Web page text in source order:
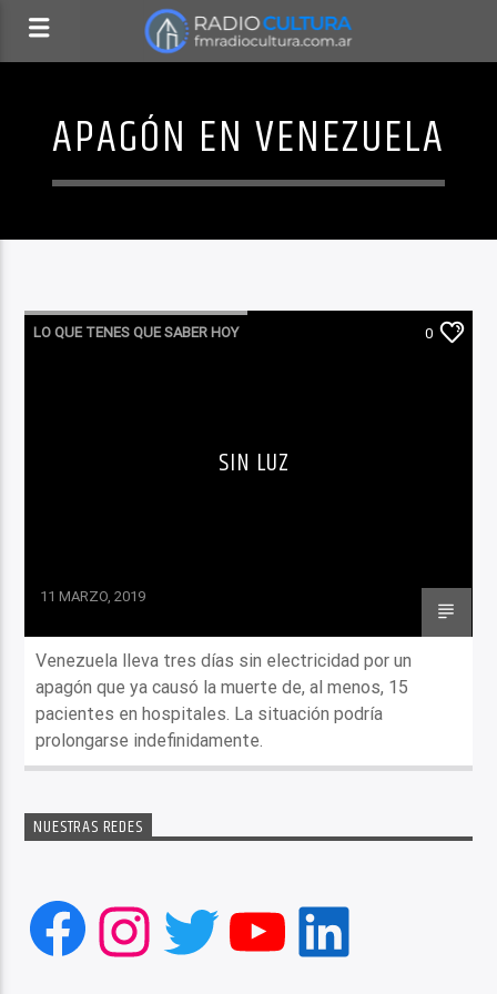
APAGÓN EN VENEZUELA
LO QUE TENES QUE SABER HOY 0
SIN LUZ
11 MARZO, 2019
Venezuela lleva tres días sin electricidad por un
apagón que ya causó la muerte de, al menos, 15
pacientes en hospitales. La situación podría
prolongarse indefinidamente.
NUESTRAS REDES
Facebook
Instagram
Twitter
YouTube
LinkedIn